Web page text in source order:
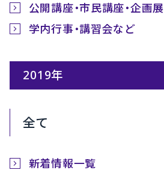
公開講座・市民講座・企画展
学内行事・講習会など
2019年
全て
新着情報一覧